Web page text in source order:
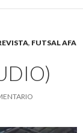
, FUTSAL AFA